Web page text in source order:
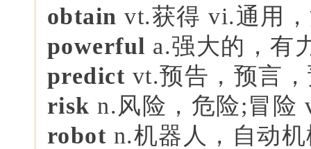
obtain vt.获得 vi.通用
powerful a.强大的，有
predict vt.预告，预言
risk n.风险，危险;冒险
robot n.机器人，自动